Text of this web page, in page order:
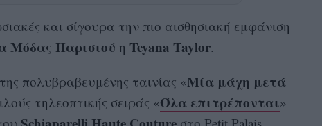
και σίγουρα την πιο αισθησιακή εμφάνιση
Μόδας Παρισιού ηTeyana Taylor.
της πολυβραβευμένης ταινίας «Μία μάχη μετά
τηλεοπτικής σειράς «Όλα επιτρέπονται»